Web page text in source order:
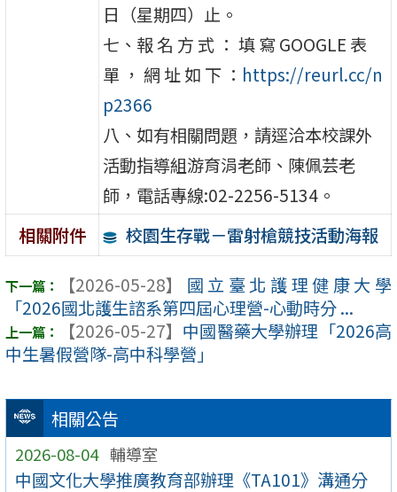
相關公告
2026-08-04 輔導室
中國文化大學推廣教育部辦理《TA101》溝通分
日（星期四）止。
七、報 名 方 式 ： 填 寫 GOOGLE 表
單 ， 網 址 如 下 ： https://reurl.cc/n
p2366
八、如有相關問題，請逕洽本校課外
活動指導組游育涓老師、陳佩芸老
師，電話專線:02-2256-5134。
相關附件
校園生存戰－雷射槍競技活動海報
【2026-05-28】
國立臺北護理健康大學
「2026國北護生諮系第四屆心理營-心動時分 ...
【2026-05-27】 中國醫藥大學辦理「2026高
中生暑假營隊-高中科學營」